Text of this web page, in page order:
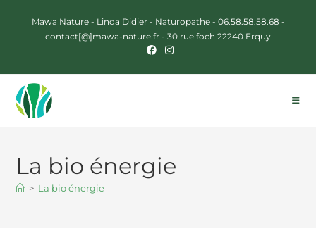
Mawa Nature - Linda Didier - Naturopathe - 06.58.58.58.68 -
contact[@]mawa-nature.fr - 30 rue foch 22240 Erquy
La bio énergie
> La bio énergie